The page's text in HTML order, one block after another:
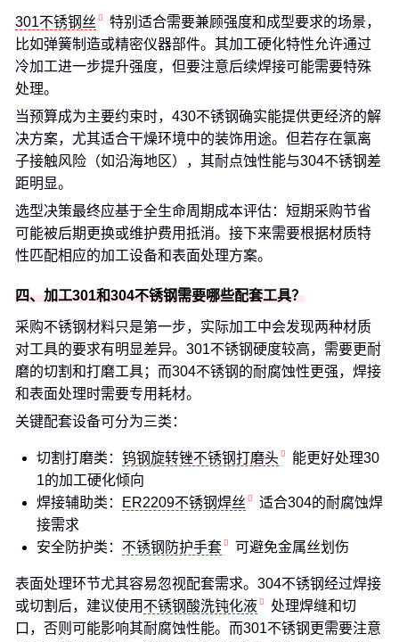
301不锈钢丝
特别适合需要兼顾强度和成型要求的场景，
比如弹簧制造或精密仪器部件。其加工硬化特性允许通过
冷加工进一步提升强度，但要注意后续焊接可能需要特殊
处理。
当预算成为主要约束时，430不锈钢确实能提供更经济的解
决方案，尤其适合干燥环境中的装饰用途。但若存在氯离
子接触风险（如沿海地区），其耐点蚀性能与304不锈钢差
距明显。
选型决策最终应基于全生命周期成本评估：短期采购节省
可能被后期更换或维护费用抵消。接下来需要根据材质特
性匹配相应的加工设备和表面处理方案。
四、加工301和304不锈钢需要哪些配套工具？
采购不锈钢材料只是第一步，实际加工中会发现两种材质
对工具的要求有明显差异。301不锈钢硬度较高，需要更耐
磨的切割和打磨工具；而304不锈钢的耐腐蚀性更强，焊接
和表面处理时需要专用耗材。
关键配套设备可分为三类：
切割打磨类： 钨钢旋转锉不锈钢打磨头
能更好处理30
1的加工硬化倾向
焊接辅助类：
ER2209不锈钢焊丝
适合304的耐腐蚀焊
接需求
安全防护类： 不锈钢防护手套 可避免金属丝划伤
表面处理环节尤其容易忽视配套需求。304不锈钢经过焊接
或切割后，建议使用 不锈钢酸洗钝化液
处理焊缝和切
口，否则可能影响其耐腐蚀性能。而301不锈钢更需要注意